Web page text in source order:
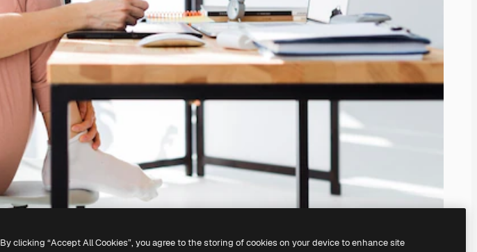
By clicking “Accept All Cookies”, you agree to the storing of cookies on your device to enhance site